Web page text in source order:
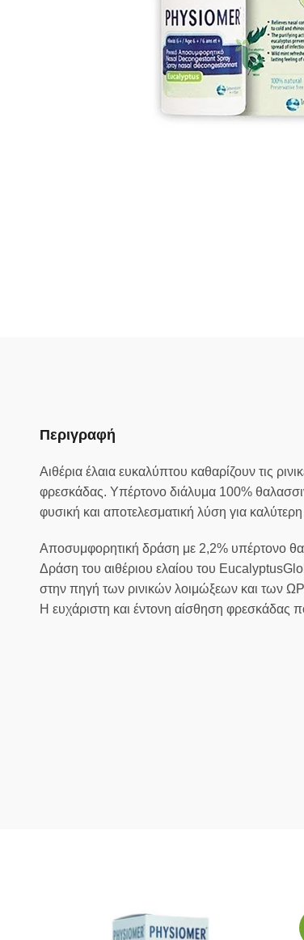
Περιγραφή
Αιθέρια έλαια ευκαλύπτου καθαρίζουν τις
φρεσκάδας. Υπέρτονο διάλυμα 100%
φυσική και αποτελεσματική λύση για
Αποσυμφορητική δράση με 2,2% υπέρτονο
Δράση του αιθέριου ελαίου του
στην πηγή των ρινικών λοιμώξεων και των
Η ευχάριστη και έντονη αίσθηση φρεσκάδας